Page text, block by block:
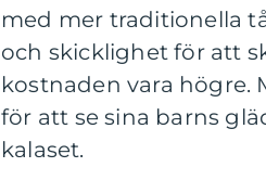
med mer traditionella
och skicklighet för att
kostnaden vara högre.
för att se sina barns
kalaset.